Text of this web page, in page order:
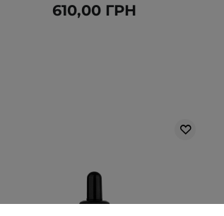
610,00 ГРН